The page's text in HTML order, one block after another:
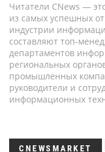
Читатели CNews —
из самых успешных
индустрии
составляют топ-
департаментов
региональных
промышленных
руководители и
информационных
CNEWSMARKET